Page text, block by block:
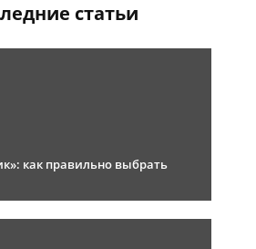
статьи
как правильно выбрать